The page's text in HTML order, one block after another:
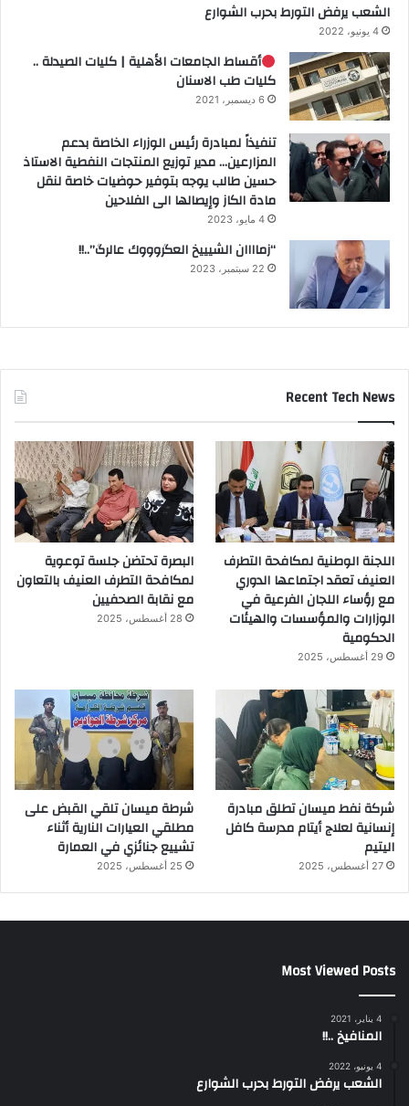
الشعب يرفض التورط بحرب الشوارع
4 يونيو، 2022
أقساط الجامعات الأهلية | كليات الصيدلة ..
كليات طب الاسنان
6 ديسمبر، 2021
تنفيذاً لمبادرة رئيس الوزراء الخاصة بدعم
المزارعين… مدير توزيع المنتجات النفطية الاستاذ
حسين طالب يوجه بتوفير حوضيات خاصة لنقل
مادة الكاز وإيصالها الى الفلاحين
4 مايو، 2023
“زماااان الشيييخ العگروووك عالرگ”..!!
22 سبتمبر، 2023
Recent Tech News
اللجنة الوطنية لمكافحة التطرف
العنيف تعقد اجتماعها الدوري
مع رؤساء اللجان الفرعية في
الوزارات والمؤسسات والهيئات
الحكومية
29 أغسطس، 2025
البصرة تحتضن جلسة توعوية
لمكافحة التطرف العنيف بالتعاون
مع نقابة الصحفيين
28 أغسطس، 2025
شركة نفط ميسان تطلق مبادرة
إنسانية لعلاج أيتام مدرسة كافل
اليتيم
27 أغسطس، 2025
شرطة ميسان تلقي القبض على
مطلقي العيارات النارية أثناء
تشييع جنائزي في العمارة
25 أغسطس، 2025
Most Viewed Posts
4 يناير، 2021
المنافيخ ..!!
4 يونيو، 2022
الشعب يرفض التورط بحرب الشوارع